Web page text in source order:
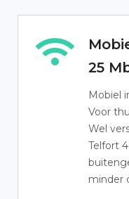
25
Mobiel
Voor
Wel
Telfort
minder